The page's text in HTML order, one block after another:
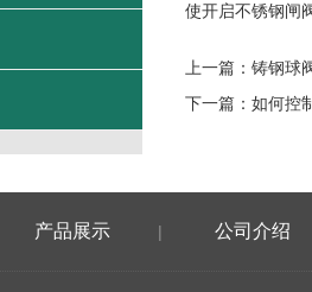
使开启不锈钢闸
上一篇： 铸钢球
下一篇： 如何控
产品展示 | 公司介绍